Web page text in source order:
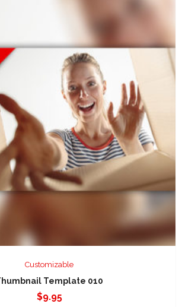
Customizable
Template 010
$9.95